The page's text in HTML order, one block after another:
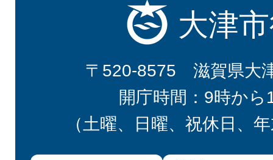
大津
〒520-8575 滋賀県大
開庁時間：9時から
（土曜、日曜、祝休日、